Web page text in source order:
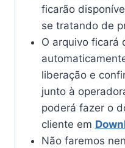
ficarão
se tratando de
O arquivo ficará
liberação e
junto à
poderá fazer o
cliente em
Não faremos